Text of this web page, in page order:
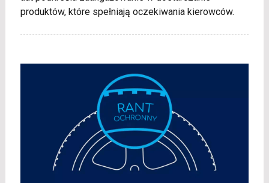
produktów, które spełniają oczekiwania kierowców.